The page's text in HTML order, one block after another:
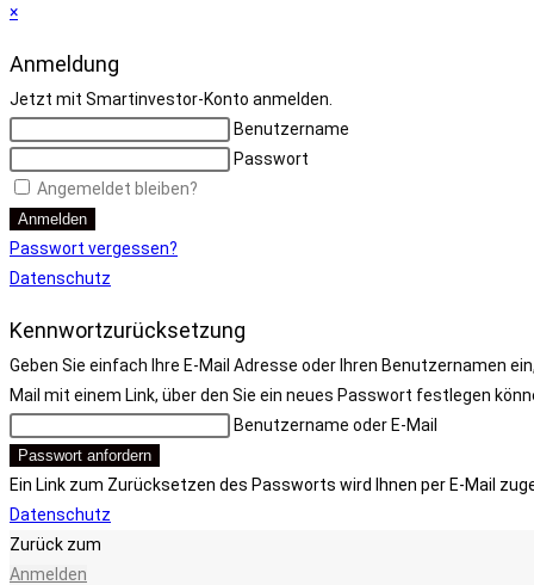
×
Anmeldung
Jetzt mit Smartinvestor-Konto anmelden.
Benutzername
Passwort
Angemeldet bleiben?
Anmelden
Passwort vergessen?
Datenschutz
Kennwortzurücksetzung
Geben Sie einfach Ihre E-Mail Adresse oder Ihren Benutzernamen
Mail mit einem Link, über den Sie ein neues Passwort festlegen
Benutzername oder E-Mail
Passwort anfordern
Ein Link zum Zurücksetzen des Passworts wird Ihnen per E-Mail
Datenschutz
Zurück zum
Anmelden